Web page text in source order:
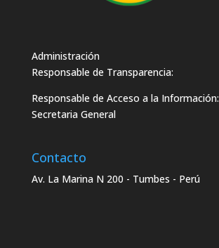
Administración
Responsable de Transparencia:
Responsable de Acceso a la Información:
Secretaria General
Contacto
Av. La Marina N 200 - Tumbes - Perú